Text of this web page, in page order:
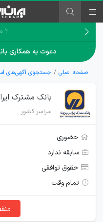
۲ ماه پیش
دعوت به همکاری
صفحه اصلی جستجوی آگهی‌های
بانک مشترک
سراسر کشور
حضوری
سابقه ندارد
حقوق توافقی
تمام وقت